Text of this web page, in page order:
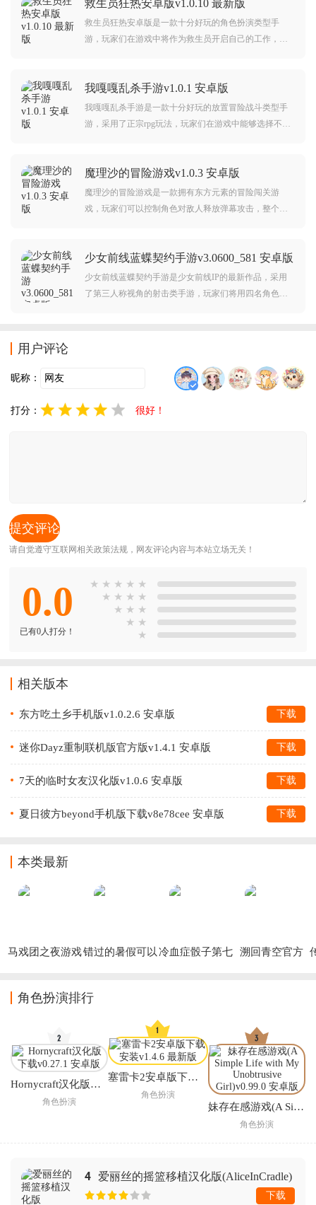
救生员狂热安卓版v1.0.10 最新版
救生员狂热安卓版是一款十分好玩的角色扮演类型手
游，玩家们在游戏中将作为救生员开启自己的工作，每
我嘎嘎乱杀手游v1.0.1 安卓版
我嘎嘎乱杀手游是一款十分好玩的放置冒险战斗类型手
游，采用了正宗rpg玩法，玩家们在游戏中能够选择不同
魔理沙的冒险游戏v1.0.3 安卓版
魔理沙的冒险游戏是一款拥有东方元素的冒险闯关游
戏，玩家们可以控制角色对敌人释放弹幕攻击，整个过
少女前线蓝蝶契约手游v3.0600_581 安卓版
少女前线蓝蝶契约手游是少女前线IP的最新作品，采用
了第三人称视角的射击类手游，玩家们将用四名角色组
用户评论
昵称：
打分： 很好！
请自觉遵守互联网相关政策法规，网友评论内容与本站立场无关！
0.0
已有0人打分！
★ ★ ★ ★ ★
★ ★ ★ ★
★ ★ ★
★ ★
★
相关版本
东方吃土乡手机版v1.0.2.6 安卓版 下载
迷你Dayz重制联机版官方版v1.4.1 安卓版 下载
7天的临时女友汉化版v1.0.6 安卓版 下载
夏日彼方beyond手机版下载v8e78cee 安卓版 下载
本类最新
马戏团之夜游戏错过的暑假可以 冷血症骰子第七
溯回青空官方
角色扮演排行
Hornycraft汉化版下载
角色扮演
塞雷卡2安卓版下载安装
角色扮演
妹存在感游戏(A Simple Life with My Unobtrusive Girl)
角色扮演
4 爱丽丝的摇篮移植汉化版(AliceInCradle)
下载